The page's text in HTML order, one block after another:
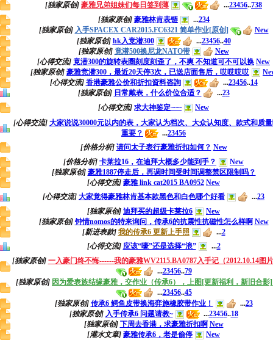
[独家原创] 豪雅兄弟姐妹们每日签到薄 ...23456..738
[独家原创] 豪雅林肯表链 ...234
[独家原创] 入手SPACEX CAR2015.FC6321 简单作业[原创]
New
[独家原创] hk入竞潜300 ...23456..40
[独家原创] 竟潜500换尼龙NATO带
New
[心得交流] 竟潜300的旋转表圈刻度刻歪了，不爽 不知道可不可以换 New
[独家原创] 豪雅竞潜300，最近20天停3次，已送店面售后，哎哎哎哎
[心得交流] 香港豪雅公价和折扣資料咨詢 ...23456..14
[独家原创] 日常戴表，什么价位合适？ ...23
[心得交流] 求大神鉴定~~~
New
[心得交流] 大家说说30000元以内的表，大家认为档次、大众认知度、款式和质
重要？
...23456
[价格分析] 请问太子表行豪雅折扣如何？ New
[价格分析] 卡莱拉16，在迪拜大概多少能到手？
New
[独家原创] 豪雅1887停走后，再调时间受时间调整禁区限制吗？
[心得交流] 豪雅 link cat2015 BA0952 New
[心得交流] 大家觉得豪雅林肯基本款黑色和白色哪个好看 ...23
[独家原创] 迪拜买的超级卡莱拉6
New
[独家原创] 钟情nomos的特来询问，传承6的抗震性抗磁性怎么样啊 New
[新进表款] 我的传承6 更新上手照 ...2
[心得交流] 应该“嚎”还是选择“浪” ...2
[独家原创] 一入豪门终不悔------我的豪雅WV2115.BA0787入手记（2012.10.14图
...23456..79
[独家原创] 因为爱表族结缘豪雅，交作业（传承6），上图[更新福利，新旧合影
...23456..45
[独家原创] 传承6 鳄鱼皮带换海弈施橡胶带作业！ ...23
[独家原创] 入手传承6 问题请教~ ...23456..18
[独家原创] 下周去香港，求豪雅折扣啊 New
[灌水文章] 豪雅传承6，老是偷停
New